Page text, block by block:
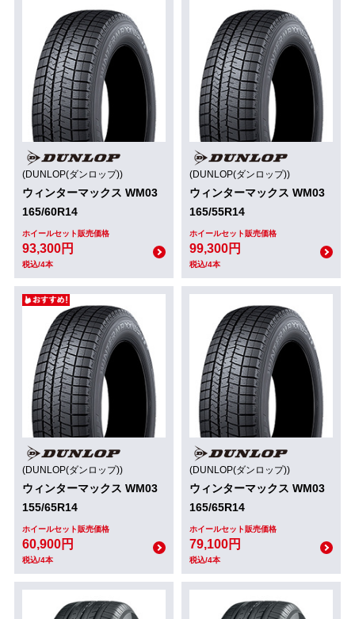
(DUNLOP(ダンロップ))
ウィンターマックス WM03
165/60R14
ホイールセット販売価格
93,300円
税込/4本
(DUNLOP(ダンロップ))
ウィンターマックス WM03
165/55R14
ホイールセット販売価格
99,300円
税込/4本
(DUNLOP(ダンロップ))
ウィンターマックス WM03
155/65R14
ホイールセット販売価格
60,900円
税込/4本
(DUNLOP(ダンロップ))
ウィンターマックス WM03
165/65R14
ホイールセット販売価格
79,100円
税込/4本